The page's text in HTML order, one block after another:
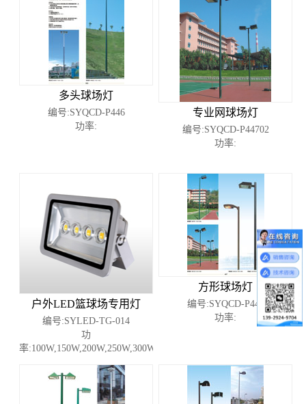
多头球场灯
编号:SYQCD-P446
功率:
专业网球场灯
编号:SYQCD-P44702
功率:
户外LED篮球场专用灯
编号:SYLED-TG-014
功
率:100W,150W,200W,250W,300W,400W
方形球场灯
编号:SYQCD-P447
功率: